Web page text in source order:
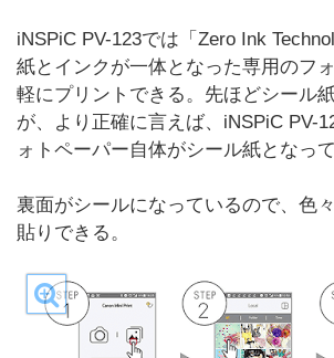
iNSPiC PV-123では「Zero Ink
紙とインクが一体となった専用のフ
軽にプリントできる。先ほどシール
が、より正確に言えば、iNSPiC PV-
ォトペーパー自体がシール紙となって
裏面がシールになっているので、色
貼りできる。